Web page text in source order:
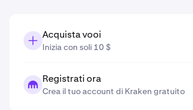
Acquista vooi
Inizia con soli 10 $
Registrati ora
Crea il tuo account di Kraken gratuito